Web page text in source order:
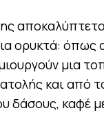
ορυκτά: όπως
μια
και από
δάσους, καφέ